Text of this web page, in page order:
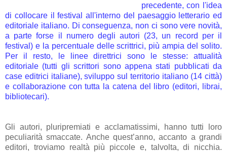
precedente, con l'idea
di collocare il festival all'interno del paesaggio letterario ed
editoriale italiano. Di conseguenza, non ci sono vere novità,
a parte forse il numero degli autori (23, un record per il
festival) e la percentuale delle scrittrici, più ampia del solito.
Per il resto, le linee direttrici sono le stesse: attualità
editoriale (tutti gli scrittori sono appena stati pubblicati da
case editrici italiane), sviluppo sul territorio italiano (14 città)
e collaborazione con tutta la catena del libro (editori, librai,
bibliotecari).
Gli autori, pluripremiati e acclamatissimi, hanno tutti loro
peculiarità smaccate. Anche quest’anno, accanto a grandi
editori, troviamo realtà più piccole e, talvolta, di nicchia.